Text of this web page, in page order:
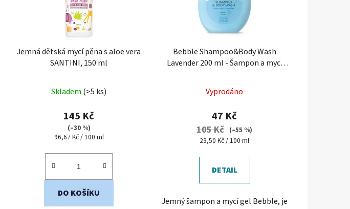
Jemná dětská mycí pěna s aloe vera
SANTINI, 150 ml
hodnocení
produktu
je
5,0
z
5
hvězdiček.
Skladem (>5 ks)
145 Kč
(–30 %)
Měrná
96,67 Kč / 100 ml
DO KOŠÍKU
Bebble Shampoo&Body Wash
Lavender 200 ml - Šampon a mycí
Vyprodáno
47 Kč
105 Kč (–55 %)
Měrná
23,50 Kč / 100 ml
DETAIL
Jemný šampon a mycí gel Bebble, je